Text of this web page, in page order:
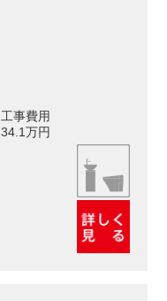
工事費用
34.1万円